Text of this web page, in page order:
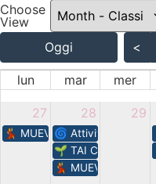
Skip Calendar
Choose
View
Oggi
<
lun mar mer
27
💃​ MUEVELO – incontri estivi
28
🌀​ Attività – Centro
🌱 TAI CHI –
💃​ MUEVELO –
29